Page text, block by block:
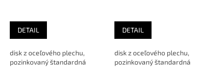
DETAIL
disk z oceľového plechu,
pozinkovaný štandardná
DETAIL
disk z oceľového plechu,
pozinkovaný štandardná